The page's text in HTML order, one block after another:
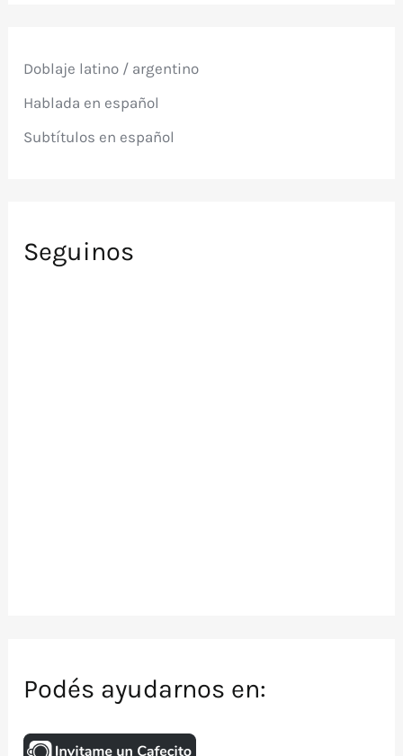
o
:
Doblaje latino / argentino
Hablada en español
Subtítulos en español
Seguinos
Podés ayudarnos en: